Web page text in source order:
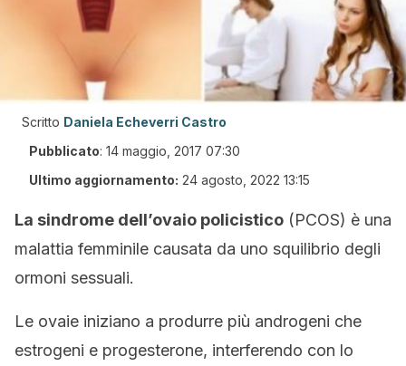
Scritto Daniela Echeverri Castro
Pubblicato: 14 maggio, 2017 07:30
Ultimo aggiornamento: 24 agosto, 2022 13:15
La sindrome dell’ovaio policistico (PCOS) è una
malattia femminile causata da uno squilibrio degli
ormoni sessuali.
Le ovaie iniziano a produrre più androgeni che
estrogeni e progesterone, interferendo con lo